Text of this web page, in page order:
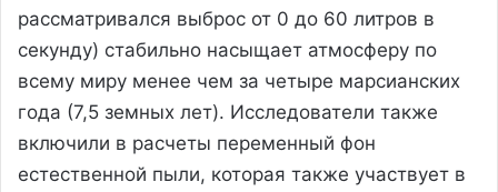
рассматривался выброс от 0 до 60 литров в
секунду) стабильно насыщает атмосферу по
всему миру менее чем за четыре марсианских
года (7,5 земных лет). Исследователи также
включили в расчеты переменный фон
естественной пыли, которая также участвует в